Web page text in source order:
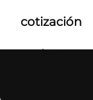
cotización
ahora